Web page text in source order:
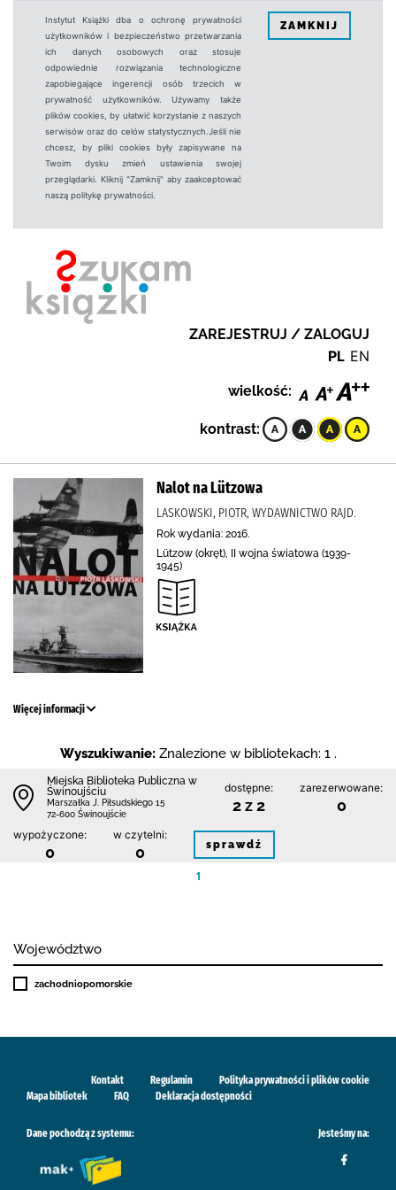
Instytut Książki dba o ochronę prywatności
użytkowników i bezpieczeństwo przetwarzania
ich danych osobowych oraz stosuje
odpowiednie rozwiązania technologiczne
zapobiegające ingerencji osób trzecich w
prywatność użytkowników. Używamy także
plików cookies, by ułatwić korzystanie z naszych
serwisów oraz do celów statystycznych.Jeśli nie
chcesz, by pliki cookies były zapisywane na
Twoim dysku zmień ustawienia swojej
przeglądarki. Kliknij "Zamknij" aby zaakceptować
naszą politykę prywatności.
ZAMKNIJ
ZAREJESTRUJ / ZALOGUJ
PL EN
wielkość:
kontrast:
Nalot na Lützowa
LASKOWSKI, PIOTR, WYDAWNICTWO RAJD.
Rok wydania: 2016.
Lützow (okręt), II wojna światowa (1939-
1945)
Więcej informacji
Wyszukiwanie: Znalezione w bibliotekach: 1 .
Miejska Biblioteka Publiczna w
Świnoujściu
Marszałka J. Piłsudskiego 15
72-600 Świnoujście
dostępne:
2 z 2
zarezerwowane:
0
wypożyczone:
0
w czytelni:
0 sprawdź
1
Województwo
zachodniopomorskie
Kontakt Regulamin
Polityka prywatności i plików cookie
Mapa bibliotek
FAQ Deklaracja dostępności
Dane pochodzą z systemu: Jesteśmy na: